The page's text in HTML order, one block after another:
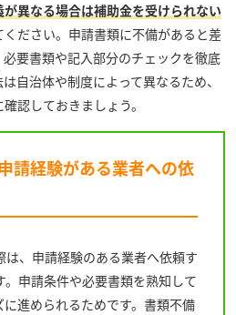
異なる場合は補助金を受けられない
ください。申請書類に不備があると差
要書類や記入部分のチェックを徹底
自治体や制度によって異なるため、
認しておきましょう。
請経験がある業者への依
、申請経験のある業者へ依頼す
申請条件や必要書類を熟知して
進められるためです。書類不備